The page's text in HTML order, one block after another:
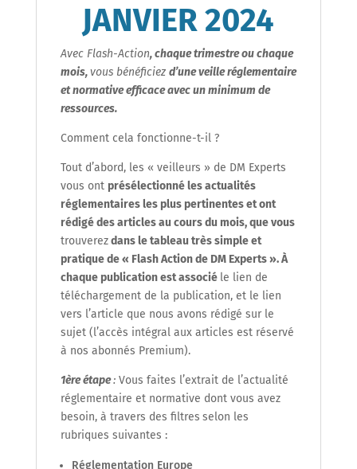
JANVIER2024
Avec Flash-Action, chaque trimestre ou chaque
mois,vous bénéficiez d’une veille réglementaire
et normative efficace avec un minimum de
ressources.
Comment cela fonctionne-t-il ?
Tout d’abord, les « veilleurs » de DM Experts
vous ont présélectionné les actualités
réglementaires les plus pertinentes et ont
rédigé des articles au cours du mois,que vous
trouverezdansle tableau très simple et
pratique de « Flash Action de DM Experts ». À
chaque publication est associé le lien de
téléchargement de la publication, et le lien
vers l’article que nous avons rédigé sur le
sujet (l’accès intégral aux articles est réservé
à nos abonnés Premium).
1èreétape: Vous faites l’extrait de l’actualité
réglementaire et normative dont vous avez
besoin, à travers des filtres selon les
rubriques suivantes :
Réglementation Europe